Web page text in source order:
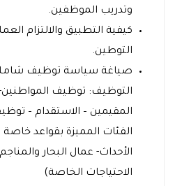
وتدريب الموظفين.
كيفية التطبيق والالتزام
التوطين.
صياغة سياسة توظيف
التوظيف: توظيف
المقيمين – الاستقدام –
الفئات المميزة بقواعد خاصة
الأحداث- عمال البحار
الاحتياجات الخاصة)